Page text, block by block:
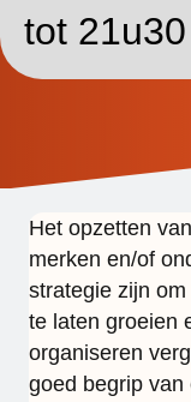
tot 21u30
Het opzetten
merken en/of
strategie zijn
te laten groeien
organiseren
goed begrip van